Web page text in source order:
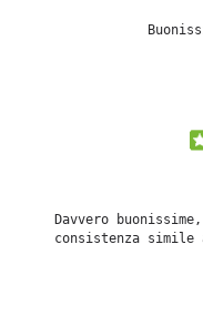
Davvero
consistenza